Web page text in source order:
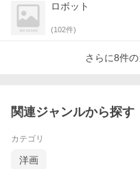
ロボット
(102件)
さらに8件
関連ジャンルから探す
カテゴリ
洋画